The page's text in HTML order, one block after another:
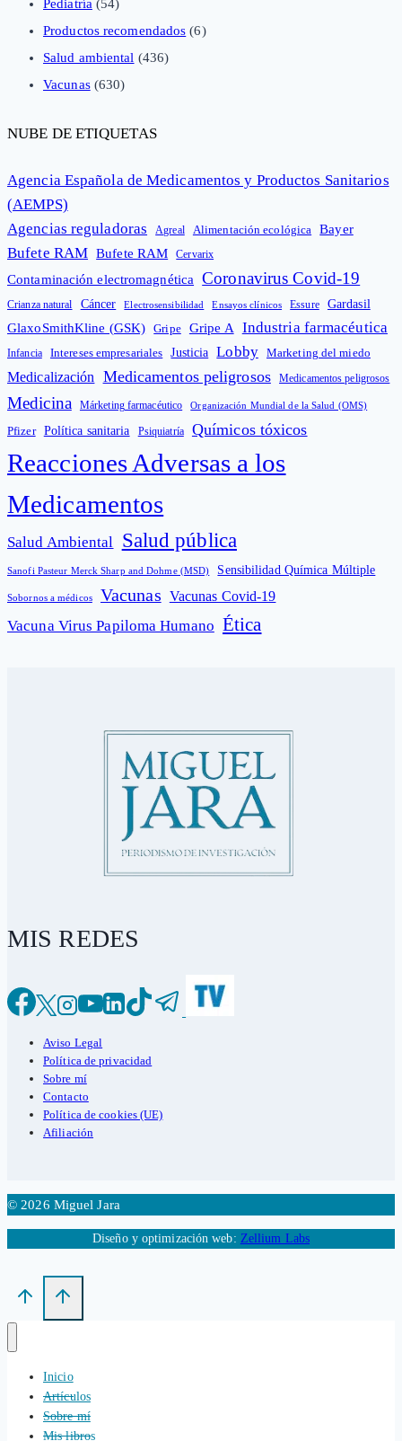
Pediatría (54)
Productos recomendados (6)
Salud ambiental (436)
Vacunas(630)
NUBE DE ETIQUETAS
Agencia Española de Medicamentos y Productos Sanitarios
(AEMPS)
Agencias reguladoras
Agreal Alimentación ecológica Bayer
Bufete RAM Bufete RAM Cervarix
Contaminación electromagnética Coronavirus Covid-19
Crianza natural Cáncer Electrosensibilidad Ensayos clínicos Essure Gardasil
GlaxoSmithKline (GSK) Gripe Gripe A Industria farmacéutica
Infancia Intereses empresariales Justicia Lobby Marketing del miedo
Medicalización Medicamentos peligrosos Medicamentos peligrosos
Medicina Márketing farmacéutico Organización Mundial de la Salud (OMS)
Pfizer Política sanitaria Psiquiatría Químicos tóxicos
Reacciones Adversas a los
Medicamentos
Salud Ambiental Salud pública
Sanofi Pasteur Merck Sharp and Dohme (MSD) Sensibilidad Química Múltiple
Sobornos a médicos Vacunas Vacunas Covid-19
Vacuna Virus Papiloma Humano Ética
MIS REDES
Aviso Legal
Política de privacidad
Sobre mí
Contacto
Política de cookies (UE)
Afiliación
© 2026 Miguel Jara
Diseño y optimización web: Zellium Labs
Inicio
Artículos
Sobre mí
Mis libros